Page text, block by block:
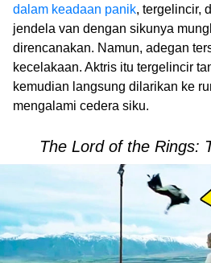
dalam keadaan panik, tergelincir,
jendela van dengan sikunya
direncanakan. Namun, adegan
kecelakaan. Aktris itu tergelincir
kemudian langsung dilarikan ke
mengalami cedera siku.
The Lord of the Rings: